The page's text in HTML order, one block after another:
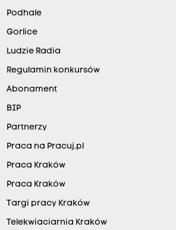
Podhale
Gorlice
Ludzie Radia
Regulamin konkursów
Abonament
BIP
Partnerzy
Praca na Pracuj.pl
Praca Kraków
Praca Kraków
Targi pracy Kraków
Telekwiaciarnia Kraków